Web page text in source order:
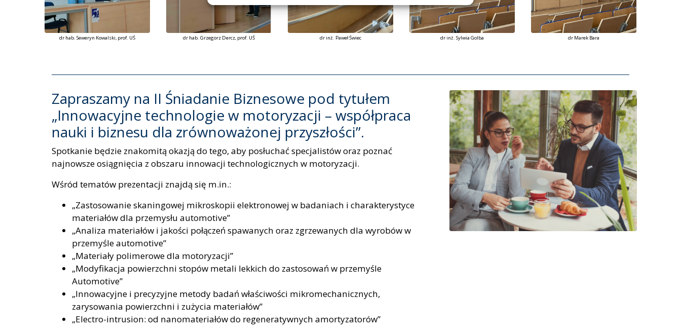
dr hab. Seweryn Kowalski, prof. UŚ dr hab. Grzegorz Dercz, prof. UŚ dr inż. Paweł Świec dr inż. Sylwia Golba dr Marek Bara
Zapraszamy na II Śniadanie Biznesowe pod tytułem
„Innowacyjne technologie w motoryzacji – współpraca
nauki i biznesu dla zrównoważonej przyszłości”.
Spotkanie będzie znakomitą okazją do tego, aby posłuchać specjalistów oraz poznać
najnowsze osiągnięcia z obszaru innowacji technologicznych w motoryzacji.
Wśród tematów prezentacji znajdą się m.in.:
„Zastosowanie skaningowej mikroskopii elektronowej w badaniach i charakterystyce
materiałów dla przemysłu automotive”
„Analiza materiałów i jakości połączeń spawanych oraz zgrzewanych dla wyrobów w
przemyśle automotive”
„Materiały polimerowe dla motoryzacji”
„Modyfikacja powierzchni stopów metali lekkich do zastosowań w przemyśle
Automotive”
„Innowacyjne i precyzyjne metody badań właściwości mikromechanicznych,
zarysowania powierzchni i zużycia materiałów”
„Electro-intrusion: od nanomateriałów do regeneratywnych amortyzatorów”